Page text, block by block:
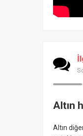
Altın
Altın